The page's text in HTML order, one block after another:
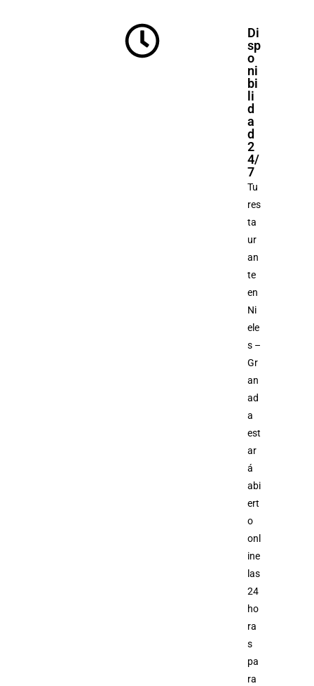
Di
sp
o
ni
bi
li
d
a
d
2
4/
7
Tu
res
ta
ur
an
te
en
Ni
ele
s –
Gr
an
ad
a
est
ar
á
abi
ert
o
onl
ine
las
24
ho
ra
s
pa
ra